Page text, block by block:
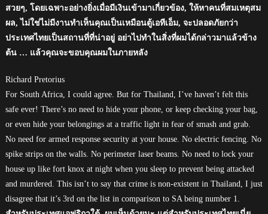
สวยๆ, โดยเฉพาะอย่างยิ่งเมื่อมีเงินเข้ามาเกี่ยวข้อง, ให้หาคนที่สมเหตุสม
ผล, ไม่ใช่ไม่มีงานทำเห็นคุณเป็นเหมือนตู้เอทีเอ็ม, จะปลอดภัยกว่า
ประเทศไทยเป็นสถานที่ที่น่าอยู่ อย่าไปทำในสิ่งที่ผมได้กล่าวมาแล้วข้าง
ต้น … แล้วคุณจะขอบคุณผมในภายหลัง
Richard Pretorius
For South Africa, I could agree. But for Thailand, I’ve haven’t felt this
safe ever! There’s no need to hide your phone, or keep checking your bag,
or even hide your belongings at a traffic light in fear of smash and grab.
No need for armed response security at your house. No electric fencing. No
spike strips on the walls. No perimeter laser beams. No need to lock your
house up like fort knox at night when you sleep to prevent being attacked
and murdered. This isn’t to say that crime is non-existent in Thailand, I just
disagree that it’s 3rd on the list in comparison to SA being number 1.